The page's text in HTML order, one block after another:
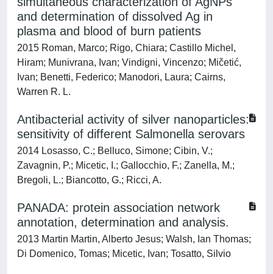
and determination of dissolved Ag in
plasma and blood of burn patients
2015 Roman, Marco; Rigo, Chiara; Castillo Michel,
Hiram; Munivrana, Ivan; Vindigni, Vincenzo; Mičetić,
Ivan; Benetti, Federico; Manodori, Laura; Cairns,
Warren R. L.
Antibacterial activity of silver nanoparticles:
sensitivity of different Salmonella serovars
2014 Losasso, C.; Belluco, Simone; Cibin, V.;
Zavagnin, P.; Micetic, I.; Gallocchio, F.; Zanella, M.;
Bregoli, L.; Biancotto, G.; Ricci, A.
PANADA: protein association network
annotation, determination and analysis.
2013 Martin Martin, Alberto Jesus; Walsh, Ian Thomas;
Di Domenico, Tomas; Micetic, Ivan; Tosatto, Silvio